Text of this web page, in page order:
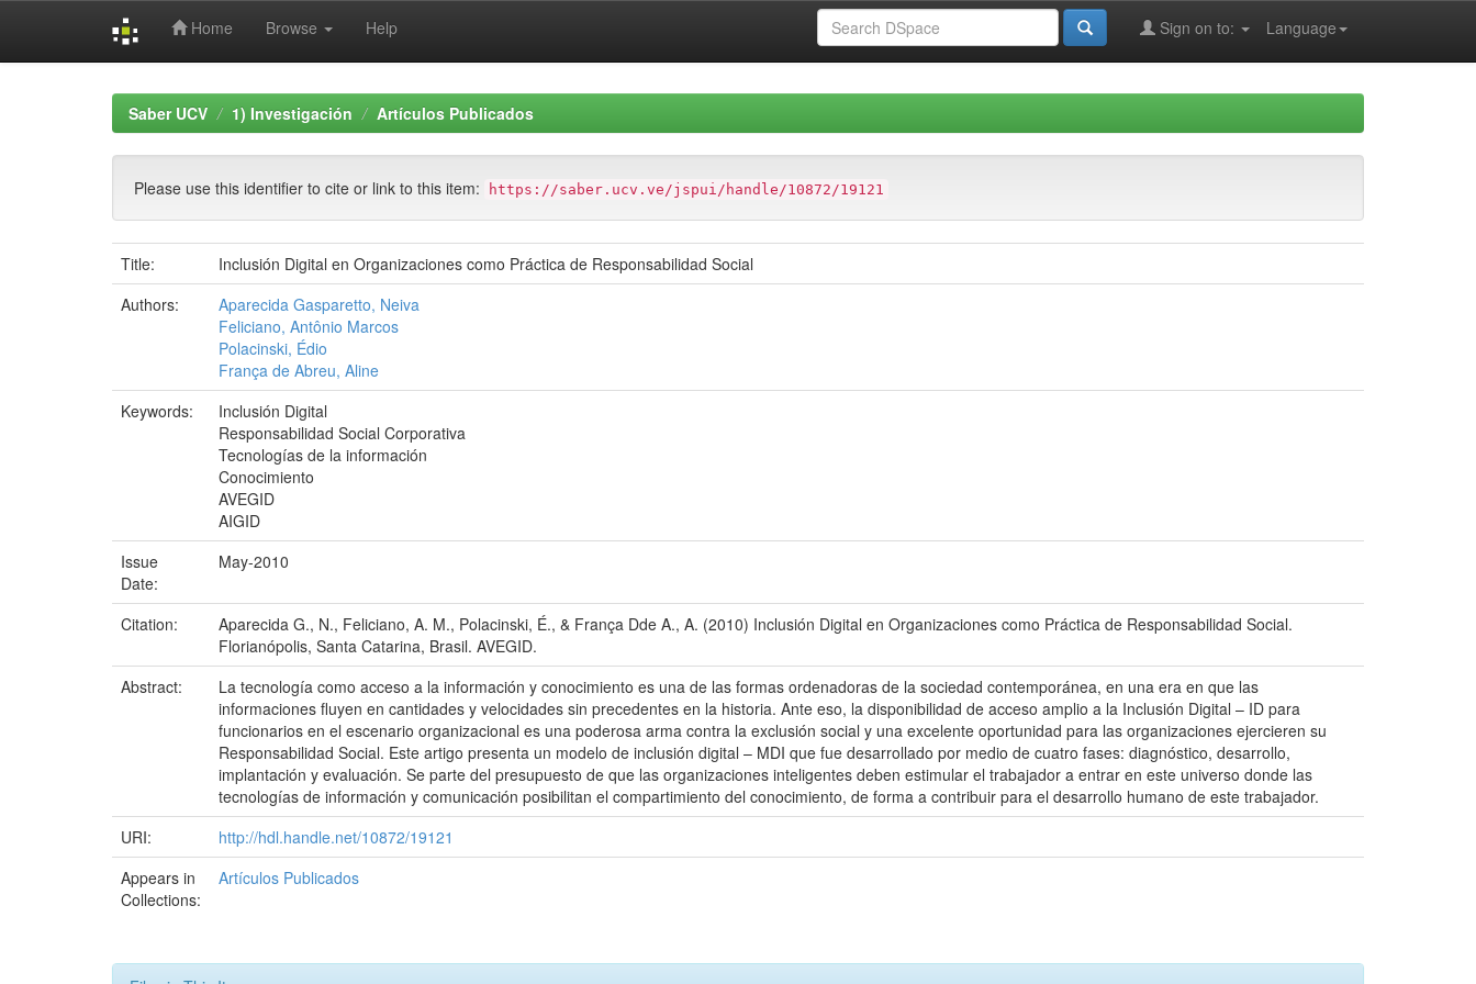
Home Browse Help Language
Sign on to:
Saber UCV 1) Investigación Artículos Publicados
Please use this identifier to cite or link to this item: https://saber.ucv.ve/jspui/handle/10872/19121
Title:
Inclusión Digital en Organizaciones como Práctica de Responsabilidad Social
Authors:
Aparecida Gasparetto, Neiva
Feliciano, Antônio Marcos
Polacinski, Édio
França de Abreu, Aline
Keywords:
Inclusión Digital
Responsabilidad Social Corporativa
Tecnologías de la información
Conocimiento
AVEGID
AIGID
Issue
Date:
May-2010
Citation:
Aparecida G., N., Feliciano, A. M., Polacinski, É., & França Dde A., A. (2010) Inclusión Digital en Organizaciones como Práctica de Responsabilidad Social.
Florianópolis, Santa Catarina, Brasil. AVEGID.
Abstract:
La tecnología como acceso a la información y conocimiento es una de las formas ordenadoras de la sociedad contemporánea, en una era en que las
informaciones fluyen en cantidades y velocidades sin precedentes en la historia. Ante eso, la disponibilidad de acceso amplio a la Inclusión Digital – ID para
funcionarios en el escenario organizacional es una poderosa arma contra la exclusión social y una excelente oportunidad para las organizaciones ejercieren su
Responsabilidad Social. Este artigo presenta un modelo de inclusión digital – MDI que fue desarrollado por medio de cuatro fases: diagnóstico, desarrollo,
implantación y evaluación. Se parte del presupuesto de que las organizaciones inteligentes deben estimular el trabajador a entrar en este universo donde las
tecnologías de información y comunicación posibilitan el compartimiento del conocimiento, de forma a contribuir para el desarrollo humano de este trabajador.
URI:
http://hdl.handle.net/10872/19121
Appears in
Collections:
Artículos Publicados